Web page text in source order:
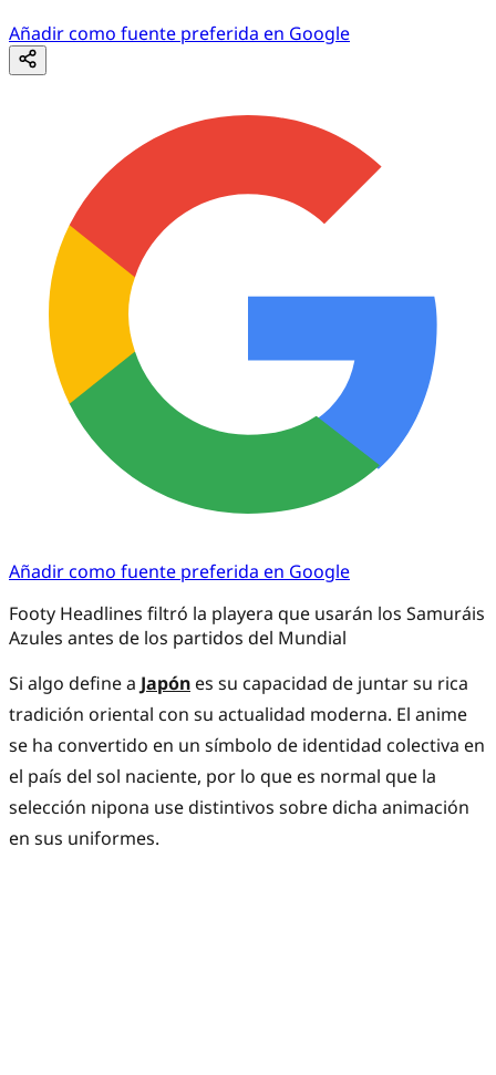
Añadir como fuente preferida en Google
Añadir como fuente preferida en Google
Footy Headlines filtró la playera que usarán los Samuráis
Azules antes de los partidos del Mundial
Si algo define a Japón es su capacidad de juntar su rica
tradición oriental con su actualidad moderna. El anime
se ha convertido en un símbolo de identidad colectiva en
el país del sol naciente, por lo que es normal que la
selección nipona use distintivos sobre dicha animación
en sus uniformes.